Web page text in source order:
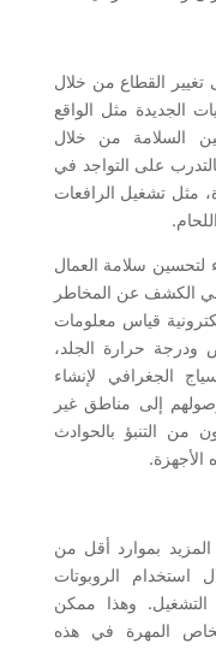
تغيير القطاع من خلال
الجديدة مثل الواقع
السلامة من خلال
على التواجد في
مثل تشغيل الرافعات
لتحسين سلامة العمال
الكشف عن المخاطر
قياس معلومات
حرارة الجلد،
الجغرافي لإنشاء
إلى مناطق غير
من التنبؤ بالحوادث
الأجهزة.
المزيد بموارد أقل من
الروبوتات
التشغيل. وهذا ممكن
المهرة في هذه